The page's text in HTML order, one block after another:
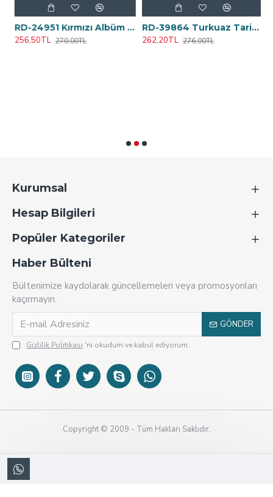
RD-24951 Kırmızı Albüm Plaket 12x16 cm
256,50TL
270,00TL
RD-39864 Turkuaz Tarihsiz Defter 19,5x25 cm
262,20TL
276,00TL
Kurumsal
Hesap Bilgileri
Popüler Kategoriler
Haber Bülteni
Bültenimize kaydolarak güncellemeleri veya promosyonları
kaçırmayın.
GÖNDER
Gizlilik Politikası 'ni okudum ve kabul ediyorum.
Copyright © 2009 - Tüm Hakları Saklıdır.